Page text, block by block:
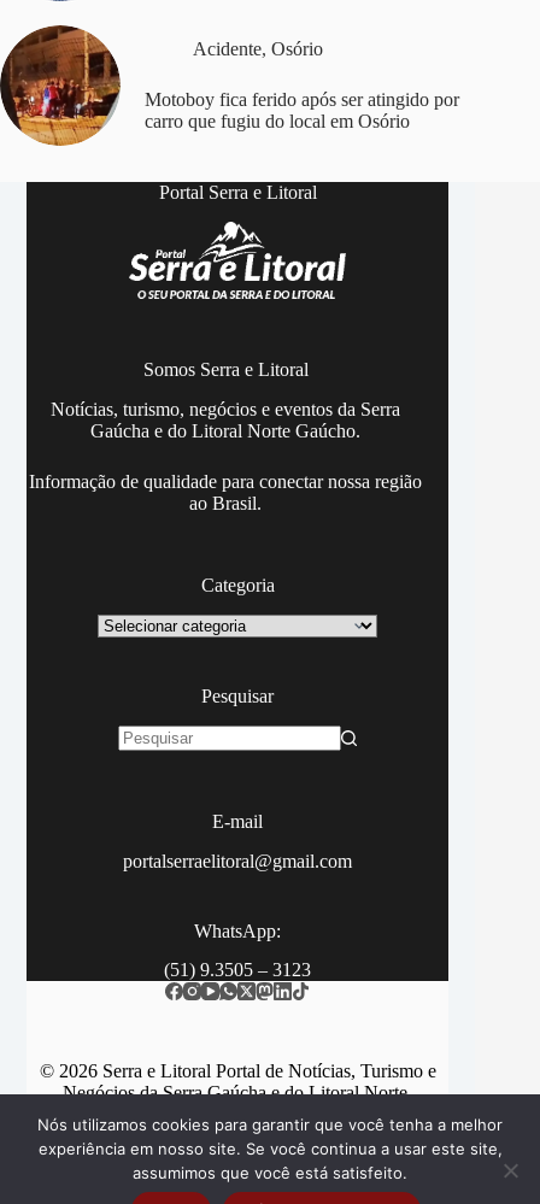
Acidente, Osório
Motoboy fica ferido após ser atingido por
carro que fugiu do local em Osório
Portal Serra e Litoral
Somos Serra e Litoral
Notícias, turismo, negócios e eventos da Serra
Gaúcha e do Litoral Norte Gaúcho.
Informação de qualidade para conectar nossa região
ao Brasil.
Categoria
Categoria
Pesquisar
E-mail
portalserraelitoral@gmail.com
WhatsApp:
(51) 9.3505 – 3123
© 2026 Serra e Litoral Portal de Notícias, Turismo e
Negócios da Serra Gaúcha e do Litoral Norte.
Categorias Contato
Nós utilizamos cookies para garantir que você tenha a melhor
experiência em nosso site. Se você continua a usar este site,
assumimos que você está satisfeito.